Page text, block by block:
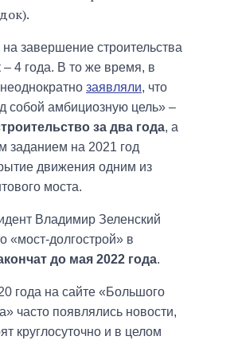
на завершение строительства
‒ 4 года. В то же время, в
заявляли, что
собой амбициозную цель» –
за два года, а
заданием на 2021 год
движения одним из
моста.
Владимир Зеленский
«мост-долгострой» в
до мая 2022 года.
года на сайте «Большого
часто появлялись новости,
круглосуточно и в целом